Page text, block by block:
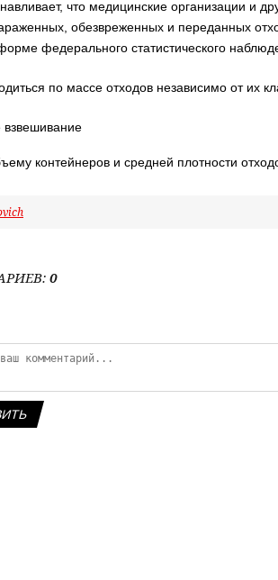
что медицинские организации и
обезвреженных и переданных
федерального статистического
по массе отходов независимо от их
взвешивание
контейнеров и средней плотности
: 0